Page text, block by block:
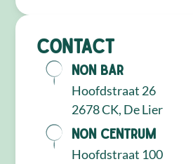
Contact
NON Bar
Hoofdstraat 26
2678 CK, De Lier
NON Centrum
Hoofdstraat 100